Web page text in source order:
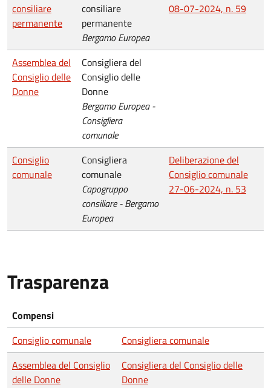
consiliare
permanente
consiliare
permanente
Bergamo Europea
08-07-2024, n. 59
Assemblea del
Consiglio delle
Donne
Consigliera del
Consiglio delle
Donne
Bergamo Europea -
Consigliera
comunale
Consiglio
comunale
Consigliera
comunale
Capogruppo
consiliare - Bergamo
Europea
Deliberazione del
Consiglio comunale
27-06-2024, n. 53
Trasparenza
Compensi
Consiglio comunale
Consigliera comunale
Assemblea del Consiglio
delle Donne
Consigliera del Consiglio delle
Donne